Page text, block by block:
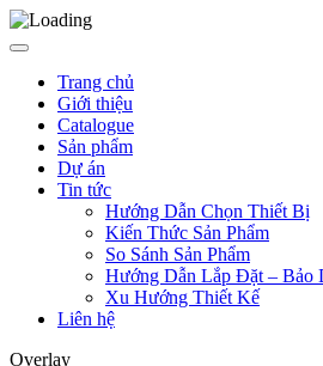
Trang chủ
Giới thiệu
Catalogue
Sản phẩm
Dự án
Tin tức
Hướng Dẫn Chọn Thiết Bị
Kiến Thức Sản Phẩm
So Sánh Sản Phẩm
Hướng Dẫn Lắp Đặt – Bảo
Xu Hướng Thiết Kế
Liên hệ
Overlay